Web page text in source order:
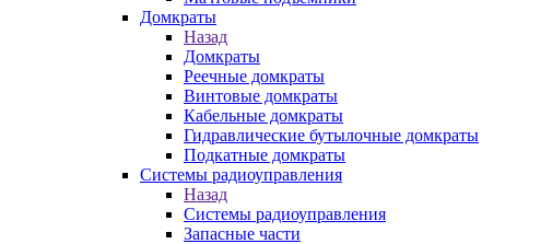
Домкраты
Назад
Домкраты
Реечные домкраты
Винтовые домкраты
Кабельные домкраты
Гидравлические бутылочные домкраты
Подкатные домкраты
Системы радиоуправления
Назад
Системы радиоуправления
Запасные части